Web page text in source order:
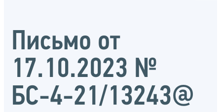
Письмо от
17.10.2023 №
БС-4-21/13243@